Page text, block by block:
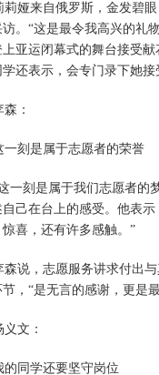
娅来自俄罗斯，金发碧眼
访。“这是最令我高兴的礼
上亚运闭幕式的舞台接受
学还表示，会专门录下她接
：
刻是属于志愿者的荣誉
一刻是属于我们志愿者的
自己在台上的感受。他表
惊喜，还有许多感触。”
说，志愿服务讲求付出与
节，“是无言的感谢，更是
文：
同学还要坚守岗位